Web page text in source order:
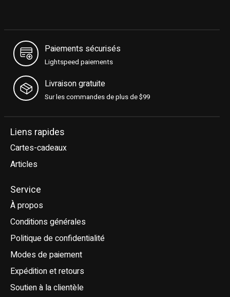
Paiements sécurisés
Lightspeed paiements
Livraison gratuite
Sur les commandes de plus de $99
Liens rapides
Cartes-cadeaux
Articles
Service
À propos
Conditions générales
Politique de confidentialité
Modes de paiement
Expédition et retours
Soutien à la clientèle